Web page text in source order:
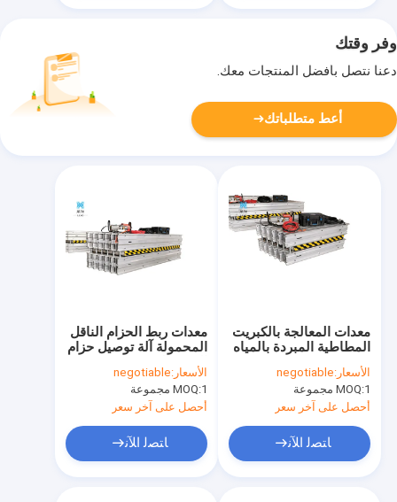
وفر وقتك
دعنا نتصل بأفضل المنتجات معك.
أعط متطلباتك
معدات ربط الحزام الناقل
المحمولة آلة توصيل حزام
التبريد السريع
الأسعار:negotiable
MOQ:1 مجموعة
أحصل على آخر سعر
ﺎﺘﺼﻟ ﺍﻶﻧ
معدات المعالجة بالكبريت
المطاطية المبردة بالمياه
Q245
الأسعار:negotiable
MOQ:1 مجموعة
أحصل على آخر سعر
ﺎﺘﺼﻟ ﺍﻶﻧ